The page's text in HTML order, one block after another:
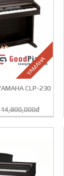
YAMAHA
CLP-230
14,800,000đ